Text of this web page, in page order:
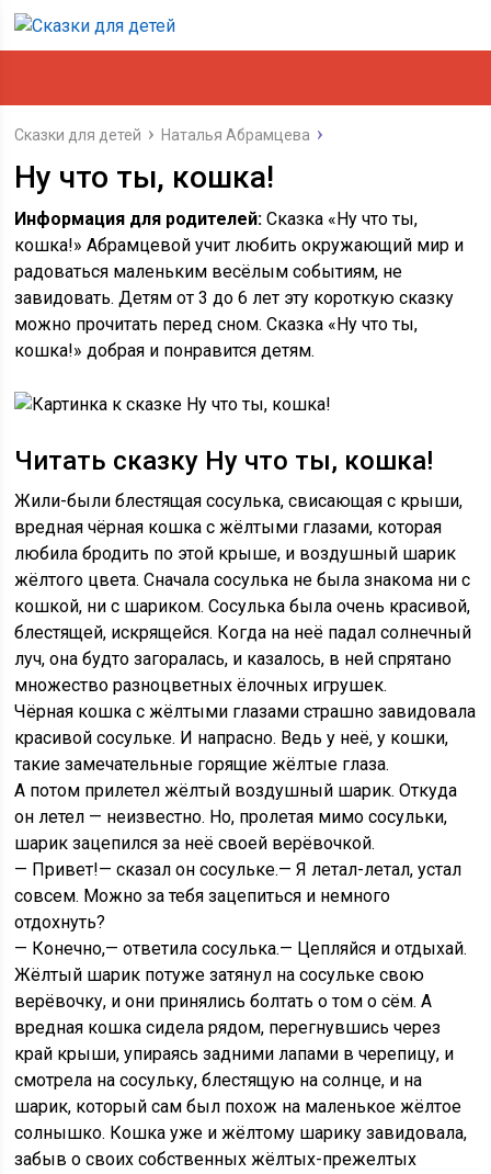
Сказки для детей Наталья Абрамцева
Ну что ты, кошка!
Информация для родителей: Сказка «Ну что ты,
кошка!» Абрамцевой учит любить окружающий мир и
радоваться маленьким весёлым событиям, не
завидовать. Детям от 3 до 6 лет эту короткую сказку
можно прочитать перед сном. Сказка «Ну что ты,
кошка!» добрая и понравится детям.
Читать сказку Ну что ты, кошка!
Жили-были блестящая сосулька, свисающая с крыши,
вредная чёрная кошка с жёлтыми глазами, которая
любила бродить по этой крыше, и воздушный шарик
жёлтого цвета. Сначала сосулька не была знакома ни с
кошкой, ни с шариком. Сосулька была очень красивой,
блестящей, искрящейся. Когда на неё падал солнечный
луч, она будто загоралась, и казалось, в ней спрятано
множество разноцветных ёлочных игрушек.
Чёрная кошка с жёлтыми глазами страшно завидовала
красивой сосульке. И напрасно. Ведь у неё, у кошки,
такие замечательные горящие жёлтые глаза.
А потом прилетел жёлтый воздушный шарик. Откуда
он летел — неизвестно. Но, пролетая мимо сосульки,
шарик зацепился за неё своей верёвочкой.
— Привет!— сказал он сосульке.— Я летал-летал, устал
совсем. Можно за тебя зацепиться и немного
отдохнуть?
— Конечно,— ответила сосулька.— Цепляйся и отдыхай.
Жёлтый шарик потуже затянул на сосульке свою
верёвочку, и они принялись болтать о том о сём. А
вредная кошка сидела рядом, перегнувшись через
край крыши, упираясь задними лапами в черепицу, и
смотрела на сосульку, блестящую на солнце, и на
шарик, который сам был похож на маленькое жёлтое
солнышко. Кошка уже и жёлтому шарику завидовала,
забыв о своих собственных жёлтых-прежелтых